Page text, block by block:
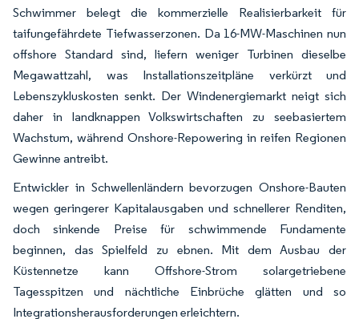
Schwimmer belegt die kommerzielle Realisierbarkeit für
taifungefährdete Tiefwasserzonen. Da 16-MW-Maschinen nun
offshore Standard sind, liefern weniger Turbinen dieselbe
Megawattzahl, was Installationszeitpläne verkürzt und
Lebenszykluskosten senkt. Der Windenergiemarkt neigt sich
daher in landknappen Volkswirtschaften zu seebasiertem
Wachstum, während Onshore-Repowering in reifen Regionen
Gewinne antreibt.
Entwickler in Schwellenländern bevorzugen Onshore-Bauten
wegen geringerer Kapitalausgaben und schnellerer Renditen,
doch sinkende Preise für schwimmende Fundamente
beginnen, das Spielfeld zu ebnen. Mit dem Ausbau der
Küstennetze kann Offshore-Strom solargetriebene
Tagesspitzen und nächtliche Einbrüche glätten und so
Integrationsherausforderungen erleichtern.